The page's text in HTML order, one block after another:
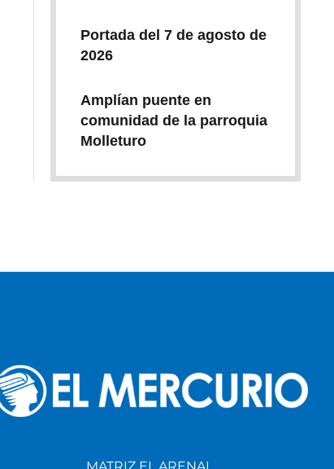
Portada del 7 de agosto de
2026
Amplían puente en
comunidad de la parroquia
Molleturo